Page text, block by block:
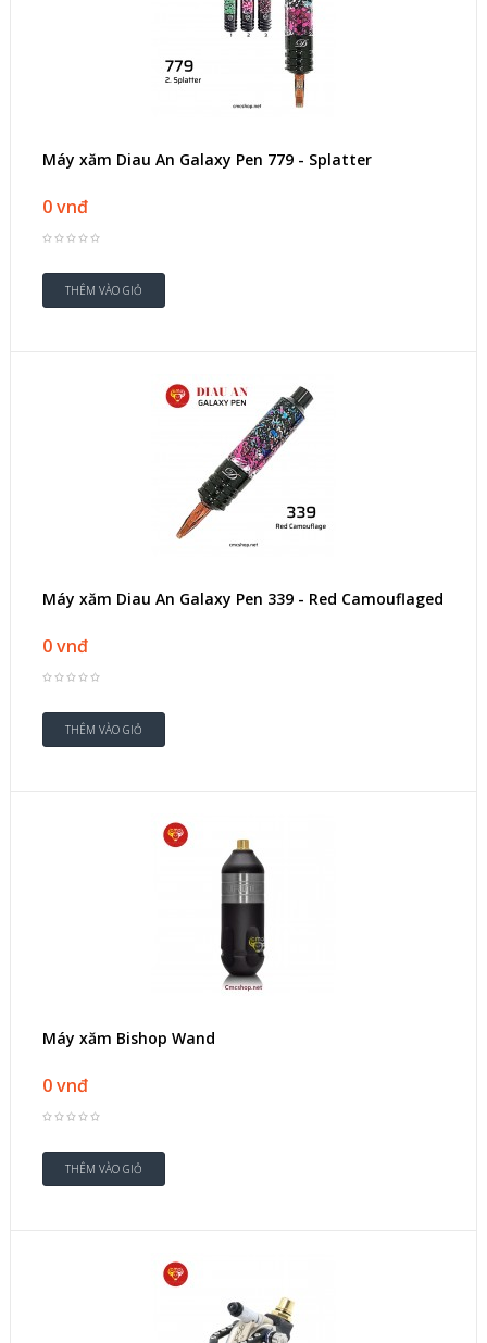
Máy xăm Diau An Galaxy Pen 779 - Splatter
0 vnđ
Máy xăm Diau An Galaxy Pen 339 - Red Camouflaged
0 vnđ
Máy xăm Bishop Wand
0 vnđ